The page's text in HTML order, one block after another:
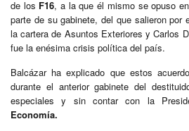
de los F16, a la que él mismo se opuso
parte de su gabinete, del que salieron por
la cartera de Asuntos Exteriores y Carlos
fue la enésima crisis política del país.
Balcázar ha explicado que estos
durante el anterior gabinete del
especiales y sin contar con la
Economía.